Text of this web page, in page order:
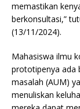
memastikan
berkonsultasi,”
(13/11/2024).
Mahasiswa ilmu
prototipenya ada
masalah (AUM)
menuliskan